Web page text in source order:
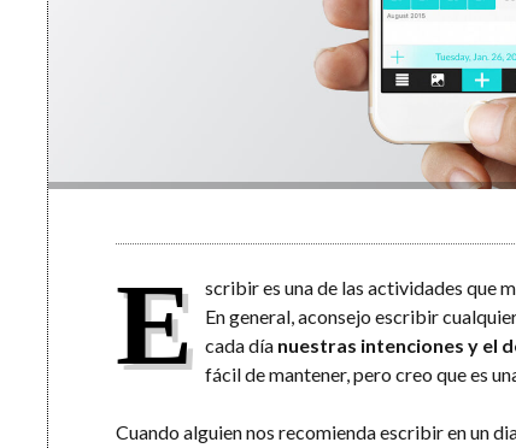
E scribir es una de las actividades que
En general, aconsejo escribir
cada día nuestras intenciones y el
fácil de mantener, pero creo que es
Cuando alguien nos recomienda escribir en un